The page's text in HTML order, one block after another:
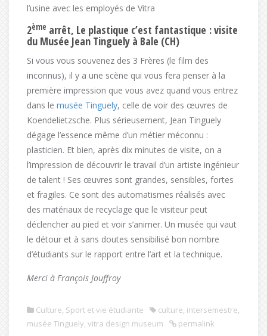
l’usine avec les employés de Vitra
2ème arrêt, Le plastique c’est fantastique : visite
du Musée Jean Tinguely à Bale (CH)
Si vous vous souvenez des 3 Frères (le film des
inconnus), il y a une scène qui vous fera penser à la
première impression que vous avez quand vous entrez
dans le musée Tinguely, celle de voir des œuvres de
Koendelietzsche. Plus sérieusement, Jean Tinguely
dégage l’essence même d’un métier méconnu :
plasticien. Et bien, après dix minutes de visite, on a
l’impression de découvrir le travail d’un artiste ingénieur
de talent ! Ses œuvres sont grandes, sensibles, fortes
et fragiles. Ce sont des automatismes réalisés avec
des matériaux de recyclage que le visiteur peut
déclencher au pied et voir s’animer. Un musée qui vaut
le détour et à sans doutes sensibilisé bon nombre
d’étudiants sur le rapport entre l’art et la technique.
Merci à François Jouffroy
Culture, Sport et vie étudiante culture, intersemestre,
musée Tinguely, vitra design museum permalink